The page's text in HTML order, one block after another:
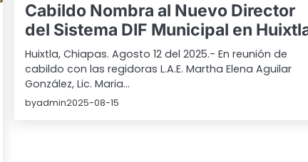
Cabildo Nombra al Nuevo Director
del Sistema DIF Municipal en
Huixtla, Chiapas. Agosto 12 del 2025.- En reunión de
cabildo con las regidoras L.A.E. Martha Elena Aguilar
González, Lic. Maria…
byadmin2025-08-15